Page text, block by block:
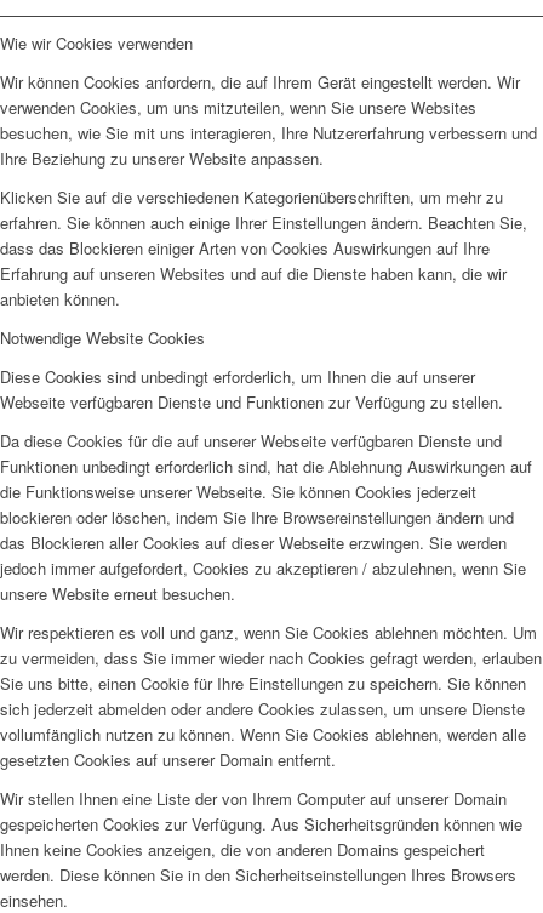
Wie wir Cookies verwenden
Wir können Cookies anfordern, die auf Ihrem Gerät eingestellt werden. Wir
verwenden Cookies, um uns mitzuteilen, wenn Sie unsere Websites
besuchen, wie Sie mit uns interagieren, Ihre Nutzererfahrung verbessern und
Ihre Beziehung zu unserer Website anpassen.
Klicken Sie auf die verschiedenen Kategorienüberschriften, um mehr zu
erfahren. Sie können auch einige Ihrer Einstellungen ändern. Beachten Sie,
dass das Blockieren einiger Arten von Cookies Auswirkungen auf Ihre
Erfahrung auf unseren Websites und auf die Dienste haben kann, die wir
anbieten können.
Notwendige Website Cookies
Diese Cookies sind unbedingt erforderlich, um Ihnen die auf unserer
Webseite verfügbaren Dienste und Funktionen zur Verfügung zu stellen.
Da diese Cookies für die auf unserer Webseite verfügbaren Dienste und
Funktionen unbedingt erforderlich sind, hat die Ablehnung Auswirkungen auf
die Funktionsweise unserer Webseite. Sie können Cookies jederzeit
blockieren oder löschen, indem Sie Ihre Browsereinstellungen ändern und
das Blockieren aller Cookies auf dieser Webseite erzwingen. Sie werden
jedoch immer aufgefordert, Cookies zu akzeptieren / abzulehnen, wenn Sie
unsere Website erneut besuchen.
Wir respektieren es voll und ganz, wenn Sie Cookies ablehnen möchten. Um
zu vermeiden, dass Sie immer wieder nach Cookies gefragt werden, erlauben
Sie uns bitte, einen Cookie für Ihre Einstellungen zu speichern. Sie können
sich jederzeit abmelden oder andere Cookies zulassen, um unsere Dienste
vollumfänglich nutzen zu können. Wenn Sie Cookies ablehnen, werden alle
gesetzten Cookies auf unserer Domain entfernt.
Wir stellen Ihnen eine Liste der von Ihrem Computer auf unserer Domain
gespeicherten Cookies zur Verfügung. Aus Sicherheitsgründen können wie
Ihnen keine Cookies anzeigen, die von anderen Domains gespeichert
werden. Diese können Sie in den Sicherheitseinstellungen Ihres Browsers
einsehen.